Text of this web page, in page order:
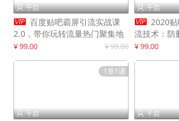
 千启
 百度贴吧霸屏引流实战课
2.0，带你玩转流量热门聚集地
¥ 99.00 ¥ 99.00
 千启
 2020
流技术：防
制作
¥ 99.00
1章1课
 千启  千启